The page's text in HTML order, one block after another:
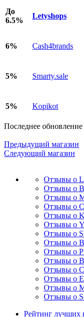
До
6.5%
Letyshops
6%
Cash4brands
5%
Smarty.sale
5%
Kopikot
Последнее
Предыдущий магазин
Следующий магазин
Отзывы о
Отзывы о
Отзывы о
Отзывы о
Отзывы о
Отзывы о
Отзывы о
Отзывы о
Отзывы о
Отзывы о
Отзывы о
Отзывы о
Отзывы о
Отзывы о
Рейтинг лучших